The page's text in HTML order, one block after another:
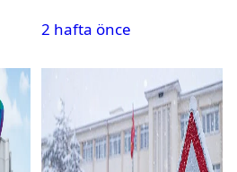
su kesintisi sorgulama
2 hafta önce